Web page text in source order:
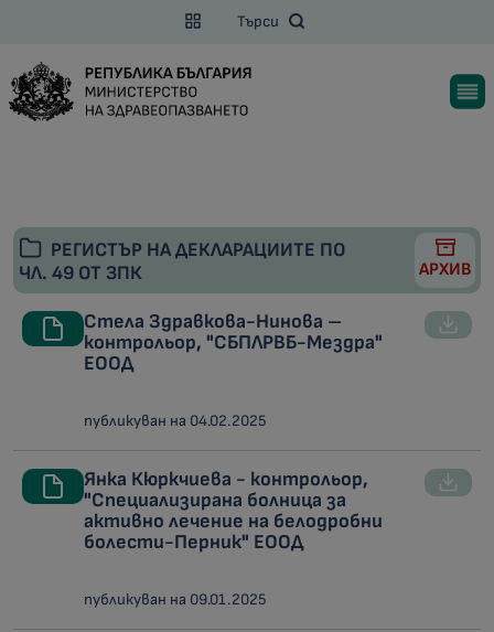
Търси
РЕГИСТЪР НА ДЕКЛАРАЦИИТЕ ПО
ЧЛ. 49 ОТ ЗПК
АРХИВ
Стела Здравкова-Нинова –
контрольор, "СБПЛРВБ-Мездра"
ЕООД
публикуван на 04.02.2025
Янка Кюркчиева - контрольор,
"Специализирана болница за
активно лечение на белодробни
болести-Перник" ЕООД
публикуван на 09.01.2025